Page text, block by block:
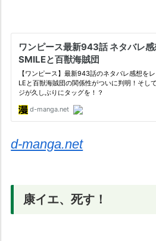
d-manga.net
康イエ、死す！